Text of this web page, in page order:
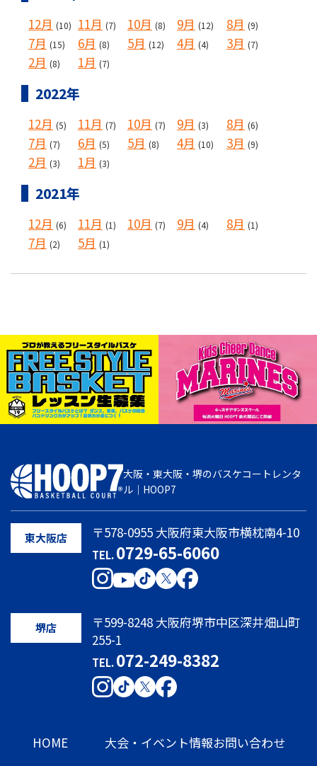
12月 (10) 11月 (7) 10月 (8) 9月 (12) 8月 (9)
7月 (15) 6月 (8) 5月 (12) 4月 (4) 3月 (7)
2月 (8) 1月 (7)
2022年
12月 (5) 11月 (7) 10月 (7) 9月 (3) 8月 (6)
7月 (7) 6月 (5) 5月 (8) 4月 (10) 3月 (9)
2月 (3) 1月 (3)
2021年
12月 (6) 11月 (1) 10月 (7) 9月 (4) 8月 (1)
7月 (2) 5月 (1)
大阪・東大阪・堺のバスケコートレンタ
ル｜HOOP7
東大阪店 〒578-0955 大阪府東大阪市横枕南4-10
TEL.0729-65-6060
堺店
〒599-8248 大阪府堺市中区深井畑山町
255-1
TEL.072-249-8382
HOME
大会・イベント情報お問い合わせ